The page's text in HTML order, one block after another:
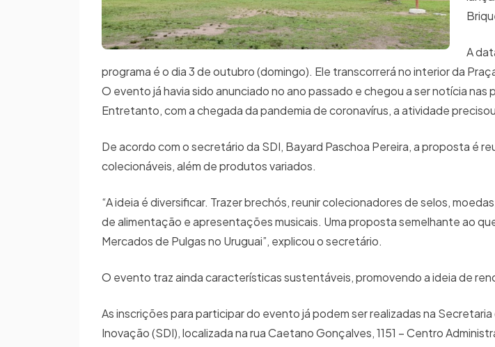
A
programa é o dia 3 de outubro (domingo). Ele transcorrerá no interior da
O evento já havia sido anunciado no ano passado e chegou a ser notícia nas
Entretanto, com a chegada da pandemia de coronavírus, a atividade
De acordo com o secretário da SDI, Bayard Paschoa Pereira, a proposta é
colecionáveis, além de produtos variados.
“A ideia é diversificar. Trazer brechós, reunir colecionadores de selos,
de alimentação e apresentações musicais. Uma proposta semelhante ao
Mercados de Pulgas no Uruguai”, explicou o secretário.
O evento traz ainda características sustentáveis, promovendo a ideia de
As inscrições para participar do evento já podem ser realizadas na
Inovação (SDI), localizada na rua Caetano Gonçalves, 1151 – Centro